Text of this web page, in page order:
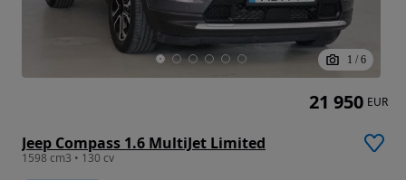
1 / 6
Jeep Compass 1.6 MultiJet Limited
1598 cm3 • 130 cv
21 950 EUR